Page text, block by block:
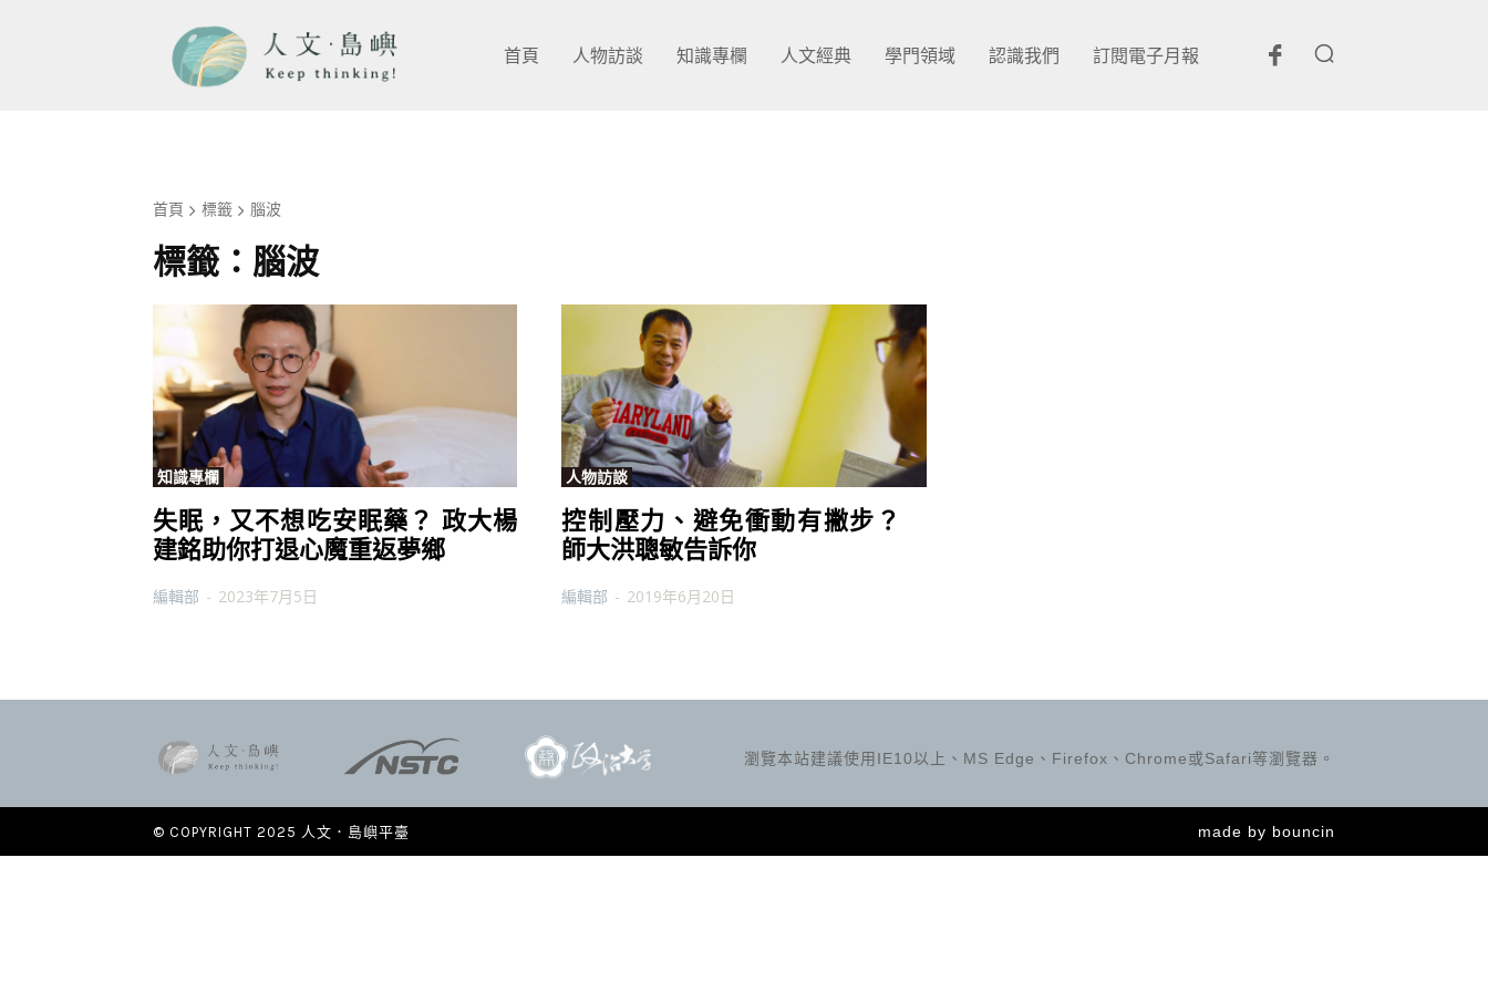
首頁 人物訪談 知識專欄 人文經典 學門領域 認識我們 訂閱電子月報
首頁 標籤 腦波
標籤： 腦波
知識專欄
失眠，又不想吃安眠藥？ 政大楊
建銘助你打退心魔重返夢鄉
編輯部 - 2023年7月5日
人物訪談
控制壓力、避免衝動有撇步？
師大洪聰敏告訴你
編輯部 - 2019年6月20日
瀏覽本站建議使用IE10以上、MS Edge、Firefox、Chrome或Safari等瀏覽器。
© COPYRIGHT 2025 人文．島嶼平臺 made by bouncin